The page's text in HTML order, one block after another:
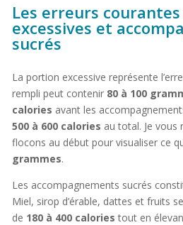
Les erreurs
excessives et
sucrés
La portion excessive représente
rempli peut contenir 80 à 100
calories avant les
500 à 600 calories au total. Je vous
flocons au début pour visualiser ce
grammes.
Les accompagnements sucrés
Miel, sirop d’érable, dattes et fruits
de 180 à 400 calories tout en